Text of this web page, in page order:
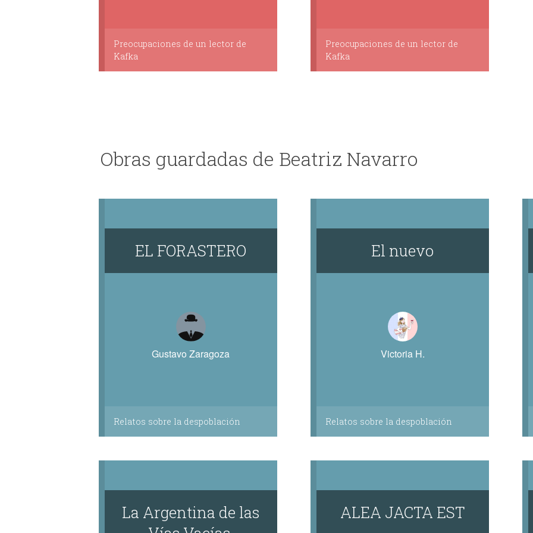
Preocupaciones de un lector de
Kafka
Preocupaciones de un lector de
Kafka
Obras guardadas de Beatriz Navarro
EL FORASTERO
Gustavo Zaragoza
Relatos sobre la despoblación
El nuevo
Victoria H.
Relatos sobre la despoblación
La Argentina de las
ALEA JACTA EST